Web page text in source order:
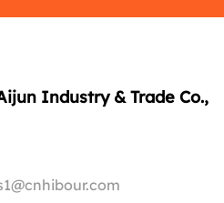
Industry & Trade Co.,